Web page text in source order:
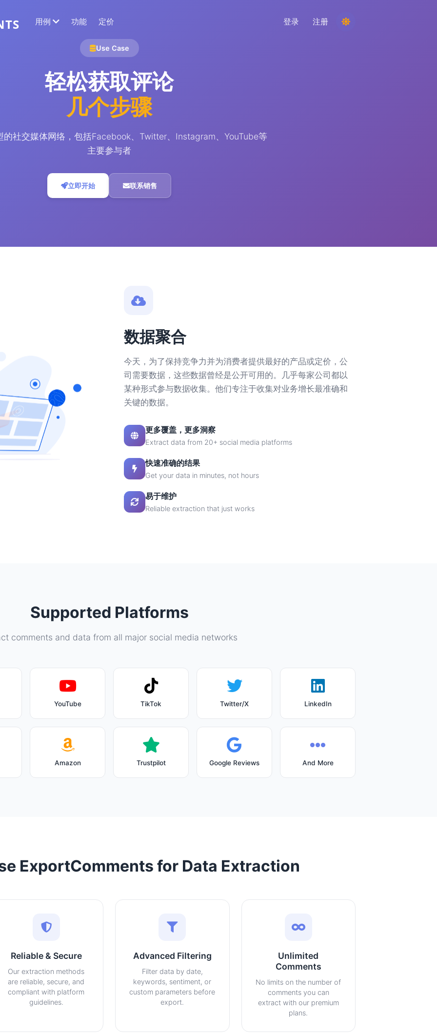
用例
网络数据提取
收集最准确的数据
情感分析
对带有点赞或反应的评论进行情感分析。
功能 定价 登录 注册
Use Case
轻松获取评论
几个步骤
的社交媒体网络，包括Facebook、Twitter、Instagram、YouTube等
主要参与者
立即开始 联系销售
数据聚合
今天，为了保持竞争力并为消费者提供最好的产品或定价，公
司需要数据，这些数据曾经是公开可用的。几乎每家公司都以
某种形式参与数据收集。他们专注于收集对业务增长最准确和
关键的数据。
更多覆盖，更多洞察
Extract data from 20+ social media platforms
快速准确的结果
Get your data in minutes, not hours
易于维护
Reliable extraction that just works
Supported Platforms
comments and data from all major social media networks
YouTube TikTok Twitter/X LinkedIn
Amazon Trustpilot Google Reviews And More
ExportComments for Data Extraction
Reliable & Secure
Our extraction methods
are reliable, secure, and
compliant with platform
guidelines.
Advanced Filtering
Filter data by date,
keywords, sentiment, or
custom parameters before
export.
Unlimited
Comments
No limits on the number of
comments you can
extract with our premium
plans.